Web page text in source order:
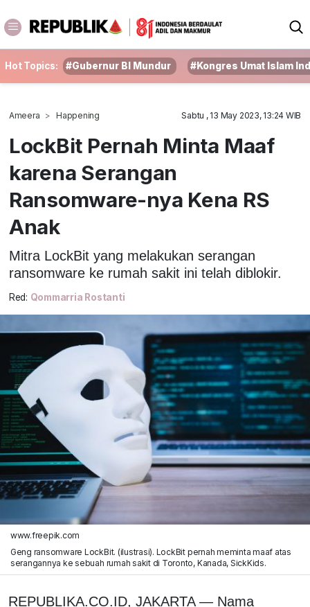
Hot Topics: #Gubernur BI Mundur #Kongres Umat Islam
Ameera Happening Sabtu , 13 May 2023, 13:24 WIB
LockBit Pernah Minta Maaf
karena Serangan
Ransomware-nya Kena RS
Anak
Mitra LockBit yang melakukan serangan
ransomware ke rumah sakit ini telah diblokir.
Red: Qommarria Rostanti
www.freepik.com
Geng ransomware LockBit. (ilustrasi). LockBit pernah meminta maaf atas
serangannya ke sebuah rumah sakit di Toronto, Kanada, SickKids.
REPUBLIKA.CO.ID, JAKARTA — Nama